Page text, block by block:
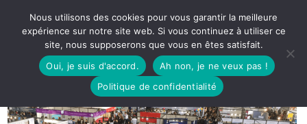
Nous utilisons des cookies pour vous garantir la meilleure
expérience sur notre site web. Si vous continuez à utiliser ce
site, nous supposerons que vous en êtes satisfait.
Oui, je suis d'accord.
Ah non, je ne veux pas !
Politique de confidentialité